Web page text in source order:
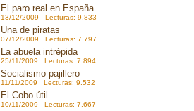
El paro real en España
13/12/2009 Lecturas: 9.833
Una de piratas
07/12/2009 Lecturas: 7.797
La abuela intrépida
25/11/2009 Lecturas: 7.894
Socialismo pajillero
11/11/2009 Lecturas: 9.532
El Cobo útil
10/11/2009 Lecturas: 7.667